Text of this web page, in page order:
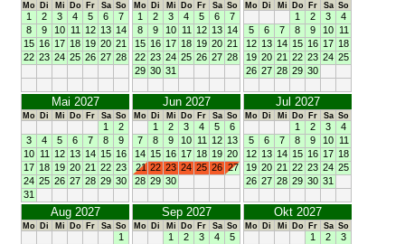
Mo Di Mi Do Fr Sa So
1 2 3 4 5 6
7
8
9 10 11 12 13 14
15 16 17 18 19 20 21
22 23 24 25 26 27 28
Mo Di Mi Do Fr Sa So
1 2 3 4 5 6
7
8
9 10 11 12 13 14
15 16 17 18 19 20 21
22 23 24 25 26 27 28
29 30 31
Mo Di Mi Do Fr Sa So
1 2 3
4
5
6 7 8 9 10 11
12 13 14 15 16 17 18
19 20 21 22 23 24 25
26 27 28 29 30
Mai 2027
Mo Di Mi Do Fr Sa So
1
2
3
4 5 6 7 8
9
10 11 12 13 14 15 16
17 18 19 20 21 22 23
24 25 26 27 28 29 30
31
Jun 2027
Mo Di Mi Do Fr Sa So
1 2 3 4 5
6
7
8 9 10 11 12 13
14 15 16 17 18 19 20
21 22 23 24 25 26 27
28 29 30
Jul 2027
Mo Di Mi Do Fr Sa So
1 2 3
4
5
6 7 8 9 10 11
12 13 14 15 16 17 18
19 20 21 22 23 24 25
26 27 28 29 30 31
Aug 2027
Mo Di Mi Do Fr Sa So
1
Sep 2027
Mo Di Mi Do Fr Sa So
1 2 3 4
5
Okt 2027
Mo Di Mi Do Fr Sa So
1 2
3